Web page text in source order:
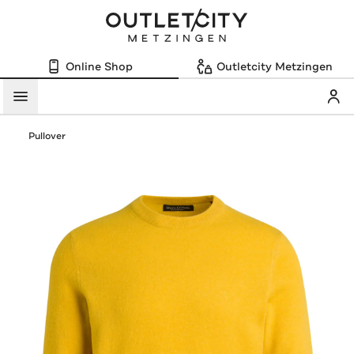
Online Shop Outletcity Metzingen
Menü
Pullover